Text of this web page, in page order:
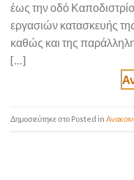
έως την οδό
εργασιών κατασκευής
καθώς και της
[…]
Posted in